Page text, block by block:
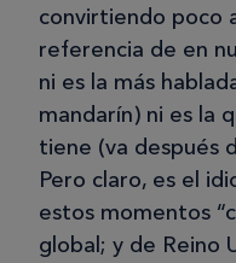
convirtiendo poco
referencia de en
ni es la más
mandarín) ni es la
tiene (va después
Pero claro, es el
estos momentos
global; y de Reino